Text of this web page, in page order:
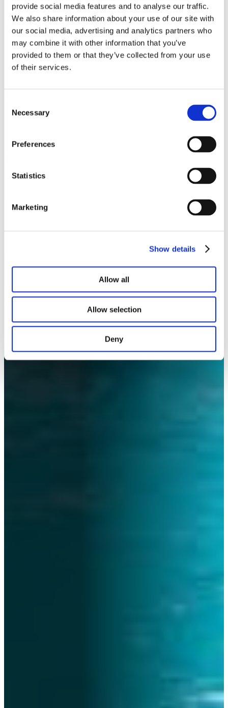
provide social media features and to analyse our traffic.
We also share information about your use of our site with
our social media, advertising and analytics partners who
may combine it with other information that you’ve
provided to them or that they’ve collected from your use
of their services.
Selection
Necessary
Preferences
Statistics
Marketing
Show details
Allow all
Allow selection
Deny
Lookbook et brochures